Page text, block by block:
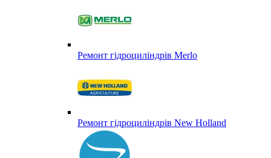
Ремонт гідроциліндрів Merlo
Ремонт гідроциліндрів New Holland